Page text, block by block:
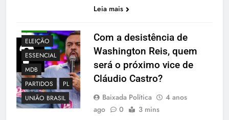
Leia mais
ELEIÇÃO
ESSENCIAL
MDB
PARTIDOS
PL
UNIÃO BRASIL
Com a desistência de
Washington Reis, quem
será o próximo vice de
Cláudio Castro?
Baixada Política
4 anos
ago
0 3 mins